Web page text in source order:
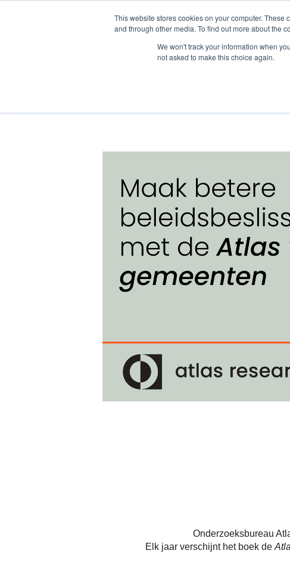
This website stores cookies on your computer.
and through other media. To find out more about the
We won't track your information when
not asked to make this choice again.
Onderzoeksbureau
Elk jaar verschijnt het boek de